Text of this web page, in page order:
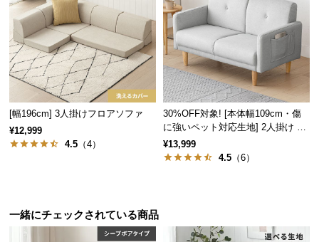
ト
お
知
[幅196cm] 3人掛けフロアソファ
¥12,999
4.5 （4）
30%OFF対象! [本体幅109cm・傷
に強いペット対応生地] 2人掛け コ
ンパクトソファ ポケット付き
¥13,999
4.5 （6）
一緒にチェックされている商品